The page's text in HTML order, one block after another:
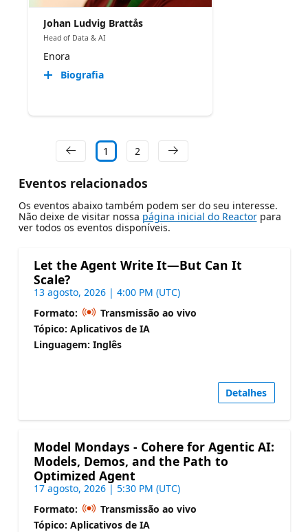
Johan Ludvig Brattås
Head of Data & AI
Enora
Biografia
1 2
Eventos relacionados
Os eventos abaixo também podem ser do seu interesse.
Não deixe de visitar nossa página inicial do Reactorpara
ver todos os eventos disponíveis.
Let the Agent Write It—But Can It
Scale?
13 agosto, 2026 | 4:00 PM (UTC)
Formato:
Transmissão ao vivo
Tópico: Aplicativos de IA
Linguagem: Inglês
Detalhes
Model Mondays - Cohere for Agentic AI:
Models, Demos, and the Path to
Optimized Agent
17 agosto, 2026 | 5:30 PM (UTC)
Formato:
Transmissão ao vivo
Tópico: Aplicativos de IA